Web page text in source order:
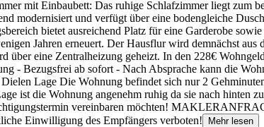
mit Einbaubett: Das ruhige Schlafzimmer liegt zum
modernisiert und verfügt über eine bodengleiche
bietet ausreichend Platz für eine Garderobe
Jahren erneuert. Der Hausflur wird demnächst
über eine Zentralheizung geheizt. In den 228€
- Bezugsfrei ab sofort - Nach Absprache kann die
Lage Die Wohnung befindet sich nur 2
ist die Wohnung angenehm ruhig da sie nach hinten
vereinbaren möchten!
Einwilligung des Empfängers verboten!
Mehr lesen